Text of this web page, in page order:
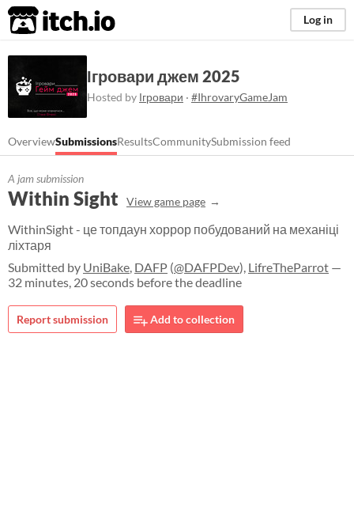
itch.io Log in
Ігровари джем 2025
Hosted by Ігровари · #IhrovaryGameJam
OverviewSubmissionsResultsCommunitySubmission feed
A jam submission
Within Sight View game page
WithinSight - це топдаун хоррор побудований на механіці
ліхтаря
Submitted by UniBake, DAFP (@DAFPDev), LifreTheParrot —
32 minutes, 20 seconds before the deadline
Report submission Add to collection